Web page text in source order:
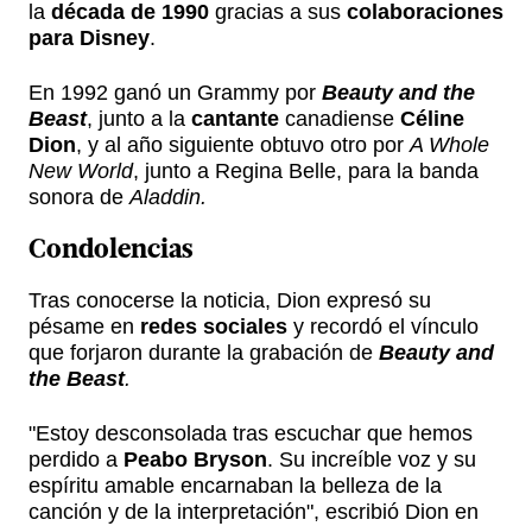
la década de 1990 gracias a sus colaboraciones
para Disney.
En 1992 ganó un Grammy por Beauty and the
Beast, junto a la cantante canadiense Céline
Dion, y al año siguiente obtuvo otro porA Whole
New World, junto a Regina Belle, para la banda
sonora deAladdin.
Condolencias
Tras conocerse la noticia, Dion expresó su
pésame en redes sociales y recordó el vínculo
que forjaron durante la grabación de Beauty and
the Beast.
"Estoy desconsolada tras escuchar que hemos
perdido a Peabo Bryson. Su increíble voz y su
espíritu amable encarnaban la belleza de la
canción y de la interpretación", escribió Dion en